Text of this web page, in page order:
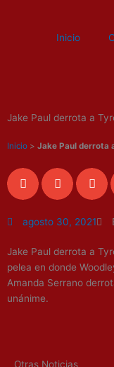
Inicio
Jake Paul derrota a
Inicio > Jake Paul derrota
agosto 30, 2021
Jake Paul derrota a
pelea en donde
Amanda Serrano
unánime.
Otras Noticias